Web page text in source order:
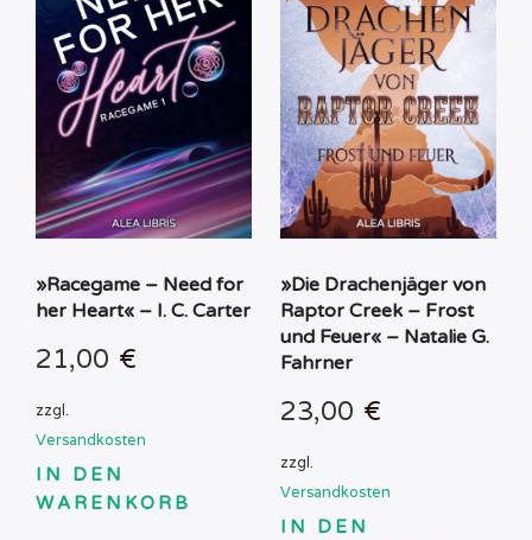
»Racegame – Need for
her Heart« – I. C. Carter
21,00 €
zzgl.
Versandkosten
IN DEN
WARENKORB
»Die Drachenjäger von
Raptor Creek – Frost
und Feuer« – Natalie G.
Fahrner
23,00 €
zzgl.
Versandkosten
IN DEN